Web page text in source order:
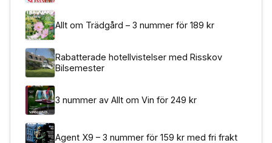
Allt om Trädgård – 3 nummer för 189 kr
Rabatterade hotellvistelser med Risskov
Bilsemester
3 nummer av Allt om Vin för 249 kr
Agent X9 – 3 nummer för 159 kr med fri frakt